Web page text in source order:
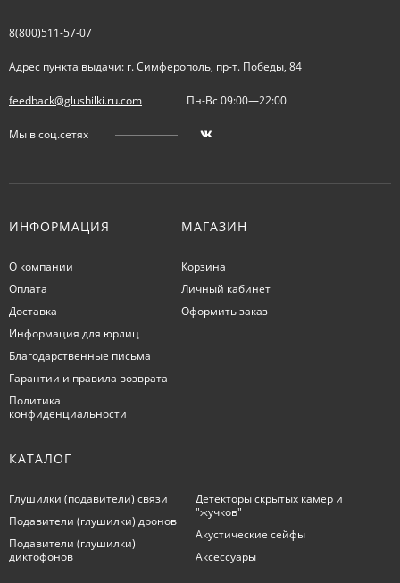
8(800)511-57-07
Адрес пункта выдачи: г. Симферополь, пр-т. Победы, 84
feedback@glushilki.ru.com Пн-Вс 09:00—22:00
Мы в соц.сетях
ИНФОРМАЦИЯ
О компании
Оплата
Доставка
Информация для юрлиц
Благодарственные письма
Гарантии и правила возврата
Политика
конфиденциальности
МАГАЗИН
Корзина
Личный кабинет
Оформить заказ
КАТАЛОГ
Глушилки (подавители) связи
Подавители (глушилки) дронов
Подавители (глушилки)
диктофонов
Детекторы скрытых камер и
"жучков"
Акустические сейфы
Аксессуары